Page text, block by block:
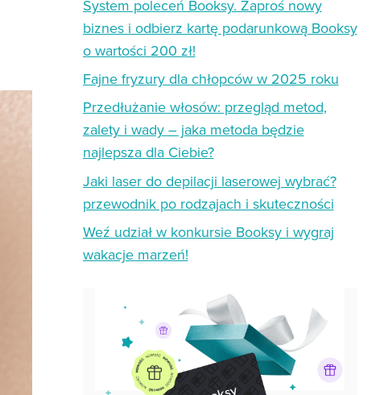
System poleceń Booksy. Zaproś nowy
biznes i odbierz kartę podarunkową Booksy
o wartości 200 zł!
Fajne fryzury dla chłopców w 2025 roku
Przedłużanie włosów: przegląd metod,
zalety i wady – jaka metoda będzie
najlepsza dla Ciebie?
Jaki laser do depilacji laserowej wybrać?
przewodnik po rodzajach i skuteczności
Weź udział w konkursie Booksy i wygraj
wakacje marzeń!